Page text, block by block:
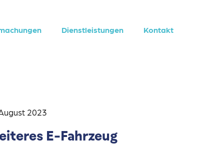
Dienstleistungen Kontakt
2023
E-Fahrzeug